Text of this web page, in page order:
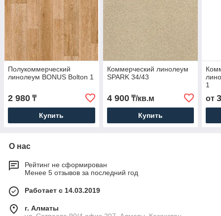
Полукоммерческий
линолеум BONUS Bolton 1
2 980 ₸
Купить
Коммерческий линолеум
SPARK 34/43
4 900₸/кв.м
Купить
1
от
О нас
Рейтинг не сформирован
Менее 5 отзывов за последний год
Работает с 14.03.2019
г. Алматы